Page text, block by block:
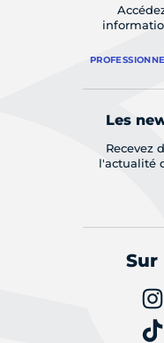
Les
Recevez
l'actualité
Sur